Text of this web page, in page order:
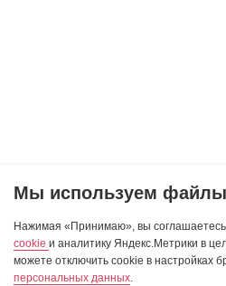
Мы используем
Нажимая «Принимаю», вы
cookie и аналитику Яндекс.Метрики в
можете отключить cookie в настройках
персональных данных.